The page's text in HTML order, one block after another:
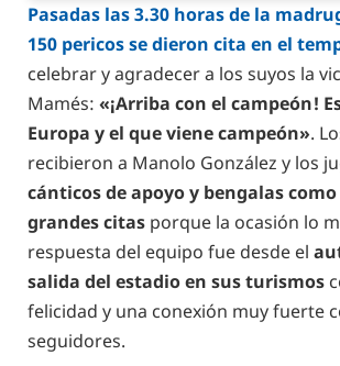
Pasadas las 3.30 horas de la
150 pericos se dieron cita en el
celebrar y agradecer a los suyos la
Mamés: «¡Arriba con el campeón!
Europa y el que viene campeón».
recibieron a Manolo González y los
cánticos de apoyo y bengalas
grandes citas porque la ocasión lo
respuesta del equipo fue desde el
salida del estadio en sus turismos
felicidad y una conexión muy fuerte
seguidores.